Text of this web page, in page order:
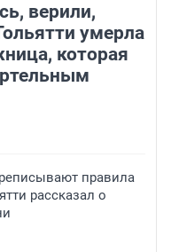
верили,
умерла
которая
правила
рассказал о